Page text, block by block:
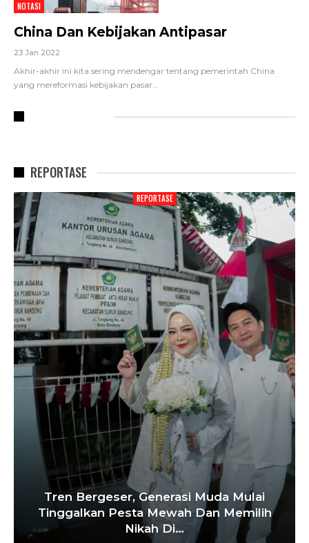
NOTASI
China Dan Kebijakan Antipasar
23 Jan 2022
Akhir-akhir ini kita sering mendengar tentang pemerintah China
yang mereformasi kebijakan pasar…
REPORTASE
REPORTASE
Tren Bergeser, Generasi Muda Mulai
Tinggalkan Pesta Mewah Dan Memilih
Nikah Di…